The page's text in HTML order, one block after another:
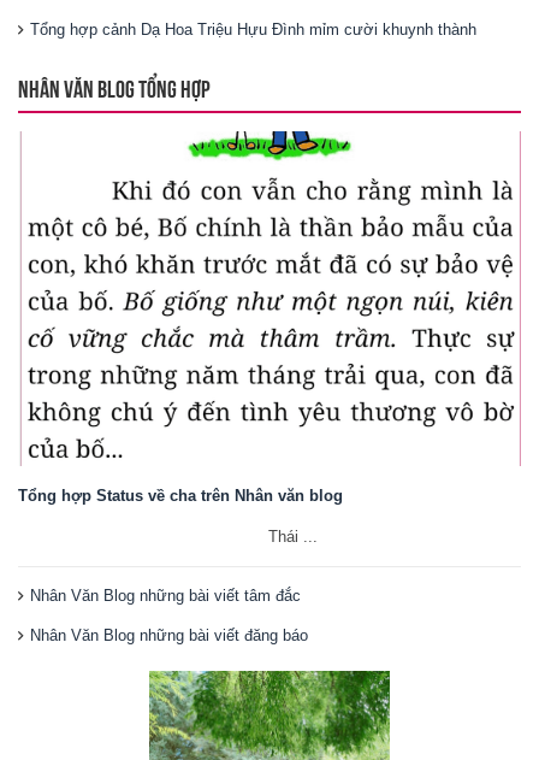
Tổng hợp cảnh Dạ Hoa Triệu Hựu Đình mỉm cười khuynh thành
NHÂN VĂN BLOG TỔNG HỢP
Tổng hợp Status về cha trên Nhân văn blog
Thái ...
Nhân Văn Blog những bài viết tâm đắc
Nhân Văn Blog những bài viết đăng báo